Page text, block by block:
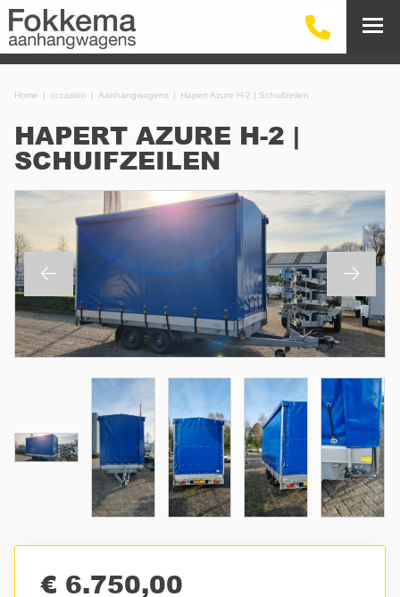
Home occasion Aanhangwagens Hapert Azure H-2 | Schuifzeilen
HAPERT AZURE H-2 |
SCHUIFZEILEN
€ 6.750,00